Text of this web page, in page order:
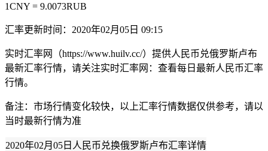
1CNY = 9.0073RUB
汇率更新时间：2020年02月05日 09:15
实时汇率网（https://www.huilv.cc/）提供人民币兑俄罗斯卢布
最新汇率行情，请关注实时汇率网：查看每日最新人民币汇率
行情。
备注：市场行情变化较快，以上汇率行情数据仅供参考，请以
当时最新行情为准
2020年02月05日人民币兑换俄罗斯卢布汇率详情